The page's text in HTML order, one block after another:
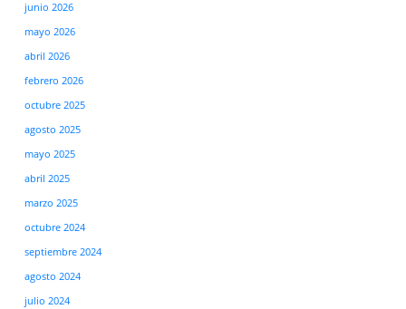
junio 2026
mayo 2026
abril 2026
febrero 2026
octubre 2025
agosto 2025
mayo 2025
abril 2025
marzo 2025
octubre 2024
septiembre 2024
agosto 2024
julio 2024